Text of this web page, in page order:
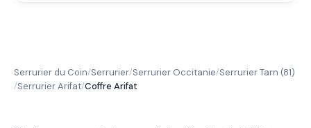
Serrurier du Coin/Serrurier/Serrurier Occitanie/Serrurier Tarn (81)
/Serrurier Arifat/Coffre Arifat